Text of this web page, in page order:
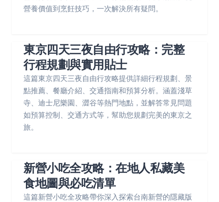
營養價值到烹飪技巧，一次解決所有疑問。
東京四天三夜自由行攻略：完整
行程規劃與實用貼士
這篇東京四天三夜自由行攻略提供詳細行程規劃、景
點推薦、餐廳介紹、交通指南和預算分析。涵蓋淺草
寺、迪士尼樂園、澀谷等熱門地點，並解答常見問題
如預算控制、交通方式等，幫助您規劃完美的東京之
旅。
新營小吃全攻略：在地人私藏美
食地圖與必吃清單
這篇新營小吃全攻略帶你深入探索台南新營的隱藏版